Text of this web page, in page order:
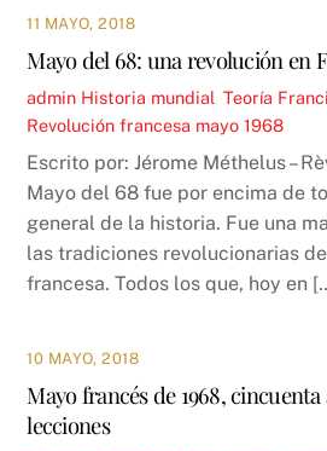
11 MAYO, 2018
Mayo del 68: una revolución en
admin Historia mundial ,Teoría
Revolución francesa mayo 1968
Escrito por: Jérome Méthelus –
Mayo del 68 fue por encima de
general de la historia. Fue una
las tradiciones revolucionarias
francesa. Todos los que, hoy en
10 MAYO, 2018
Mayo francés de 1968,
lecciones